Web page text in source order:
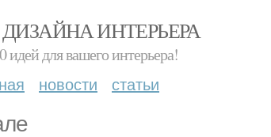
ИНТЕРЬЕРА
идей для вашего интерьера!
новости статьи